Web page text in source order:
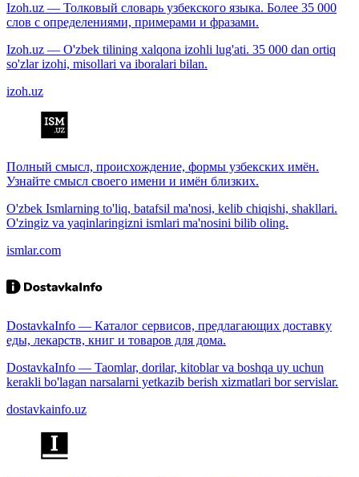
Izoh.uz — Толковый словарь узбекского языка. Более 35 000
слов с определениями, примерами и фразами.
Izoh.uz — O'zbek tilining xalqona izohli lug'ati. 35 000 dan ortiq
so'zlar izohi, misollari va iboralari bilan.
izoh.uz
Полный смысл, происхождение, формы узбекских имён.
Узнайте смысл своего имени и имён близких.
O'zbek Ismlarning to'liq, batafsil ma'nosi, kelib chiqishi, shakllari.
O'zingiz va yaqinlaringizni ismlari ma'nosini bilib oling.
ismlar.com
DostavkaInfo — Каталог сервисов, предлагающих доставку
еды, лекарств, книг и товаров для дома.
DostavkaInfo — Taomlar, dorilar, kitoblar va boshqa uy uchun
kerakli bo'lagan narsalarni yetkazib berish xizmatlari bor servislar.
dostavkainfo.uz